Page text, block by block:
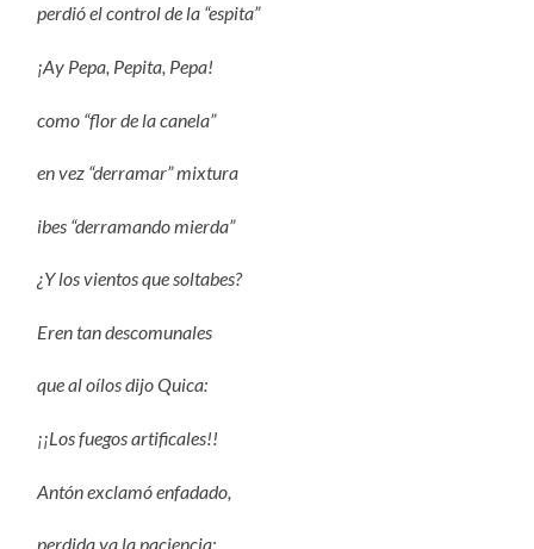
perdió el control de la “espita”
¡Ay Pepa, Pepita, Pepa!
como “flor de la canela”
en vez “derramar” mixtura
ibes “derramando mierda”
¿Y los vientos que soltabes?
Eren tan descomunales
que al oílos dijo Quica:
¡¡Los fuegos artificales!!
Antón exclamó enfadado,
perdida ya la paciencia: